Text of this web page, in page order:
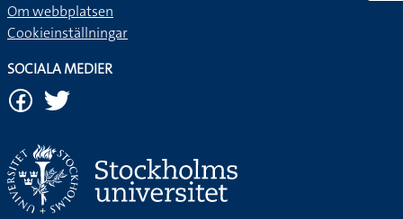
Om webbplatsen
Cookieinställningar
SOCIALA MEDIER